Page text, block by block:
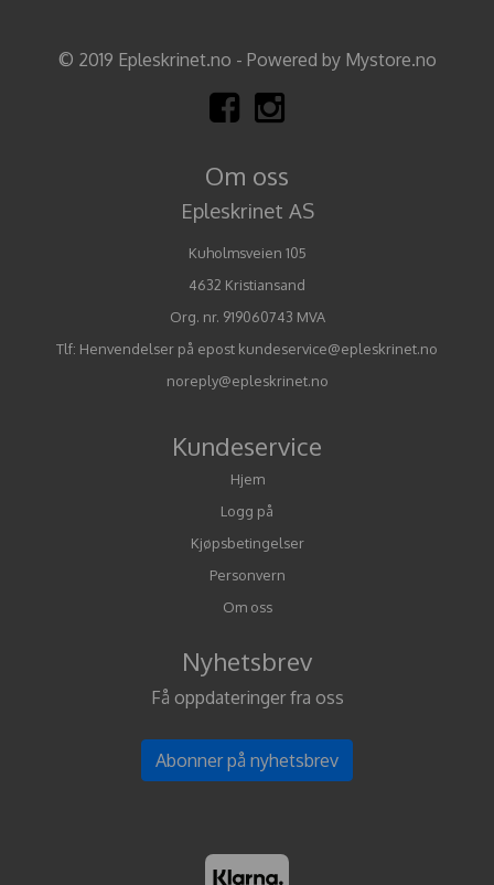
© 2019 Epleskrinet.no - Powered by Mystore.no
Om oss
Epleskrinet AS
Kuholmsveien 105
4632 Kristiansand
Org. nr. 919060743 MVA
Tlf: Henvendelser på epost kundeservice@epleskrinet.no
noreply@epleskrinet.no
Kundeservice
Hjem
Logg på
Kjøpsbetingelser
Personvern
Om oss
Nyhetsbrev
Få oppdateringer fra oss
Abonner på nyhetsbrev